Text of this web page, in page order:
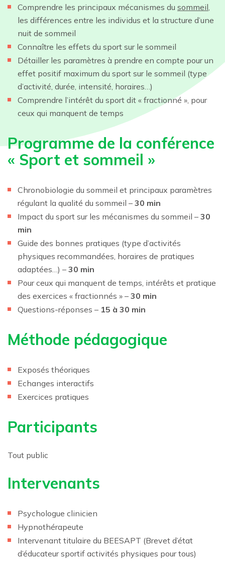
Comprendre les principaux mécanismes du sommeil
les différences entre les individus et la structure d’une
nuit de sommeil
Connaître les effets du sport sur le sommeil
Détailler les paramètres à prendre en compte pour un
effet positif maximum du sport sur le sommeil (type
d’activité, durée, intensité, horaires…)
Comprendre l’intérêt du sport dit « fractionné », pour
ceux qui manquent de temps
Programme de la conférence
« Sport et sommeil »
Chronobiologie du sommeil et principaux paramètres
régulant la qualité du sommeil – 30 min
Impact du sport sur les mécanismes du sommeil – 30
min
Guide des bonnes pratiques (type d’activités
physiques recommandées, horaires de pratiques
adaptées…) – 30 min
Pour ceux qui manquent de temps, intérêts et pratique
des exercices « fractionnés » – 30 min
Questions-réponses – 15 à 30 min
Méthode pédagogique
Exposés théoriques
Echanges interactifs
Exercices pratiques
Participants
Tout public
Intervenants
Psychologue clinicien
Hypnothérapeute
Intervenant titulaire du BEESAPT (Brevet d’état
d’éducateur sportif activités physiques pour tous)